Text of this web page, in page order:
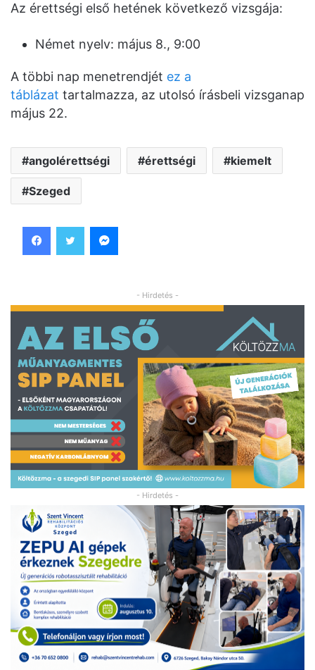
Az érettségi első hetének következő vizsgája:
Német nyelv: május 8., 9:00
A többi nap menetrendjét ez a
táblázat tartalmazza, az utolsó írásbeli vizsganap
május 22.
angolérettségi érettségi kiemelt
Szeged
- Hirdetés -
- Hirdetés -